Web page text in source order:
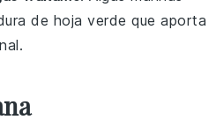
de hoja verde que aporta